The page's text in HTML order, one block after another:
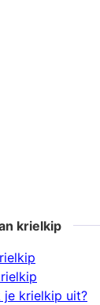
krielkip
je krielkip uit?